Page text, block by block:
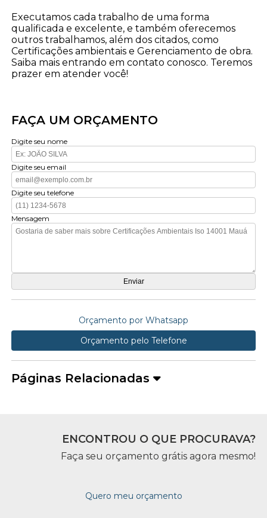
Executamos cada trabalho de uma forma
qualificada e excelente, e também oferecemos
outros trabalhamos, além dos citados, como
Certificações ambientais e Gerenciamento de obra.
Saiba mais entrando em contato conosco. Teremos
prazer em atender você!
FAÇA UM ORÇAMENTO
Digite seu nome
Digite seu email
Digite seu telefone
Mensagem
Orçamento por Whatsapp
Orçamento pelo Telefone
Páginas Relacionadas
ENCONTROU O QUE PROCURAVA?
Faça seu orçamento grátis agora mesmo!
Quero meu orçamento